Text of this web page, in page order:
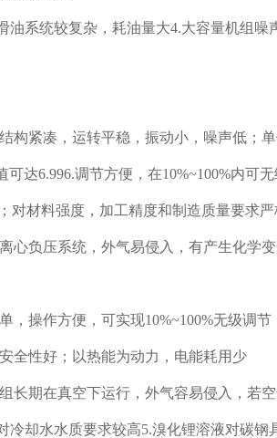
系统较复杂，耗油量大4.大容量机组噪
紧凑，运转平稳，振动小，噪声低；
达6.996.调节方便，在10%~100%内可
材料强度，加工精度和制造质量要求
心负压系统，外气易侵入，有产生化学
操作方便，可实现10%~100%无级调
全性好；以热能为动力，电能耗用少
期在真空下运行，外气容易侵入，若空
却水水质要求较高5.溴化锂溶液对碳钢